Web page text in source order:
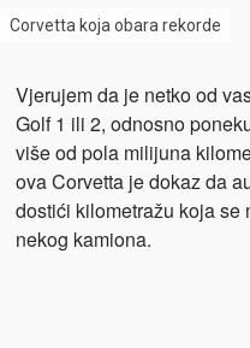
Corvetta koja obara rekorde
Vjerujem da je netko od
Golf 1 ili 2, odnosno
više od pola milijuna
ova Corvetta je dokaz da
dostići kilometražu koja se
nekog kamiona.